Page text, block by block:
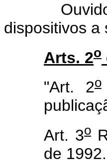
Ouvido, o
dispositivos a
Arts. 2o
"Art. 2o
Art. 3o
de